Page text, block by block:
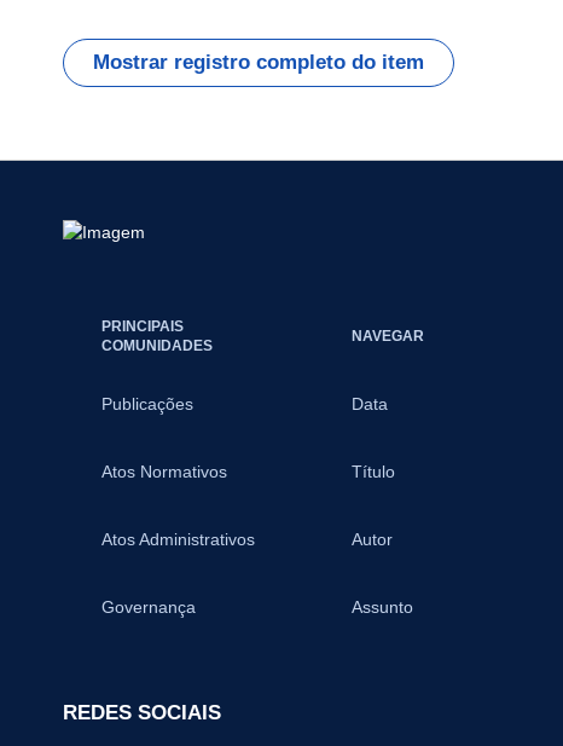
Mostrar registro completo do item
PRINCIPAIS
COMUNIDADES
Publicações
Atos Normativos
Atos Administrativos
Governança
NAVEGAR
Data
Título
Autor
Assunto
REDES SOCIAIS